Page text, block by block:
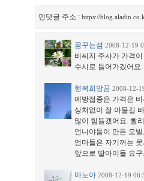
먼댓글 주소 : https://
꿈꾸는섬 2008-12-19
비씨지 주사가 가격
수시로 들어가겠어요
행복희망꿈 2008-12-
예방접종은 가격은
상처없이 잘 아물길
많이 힘들겠어요. 빨
언니야들이 만든 모
엄마들은 자기꺼는
앞으로 딸아이들 요
마노아 2008-12-19